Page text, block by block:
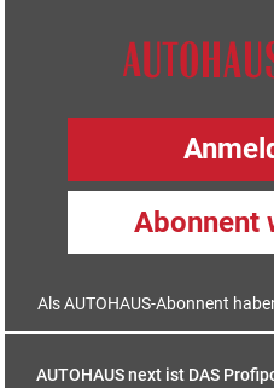
Abonnent
Als AUTOHAUS-Abonnent
AUTOHAUS next ist DAS